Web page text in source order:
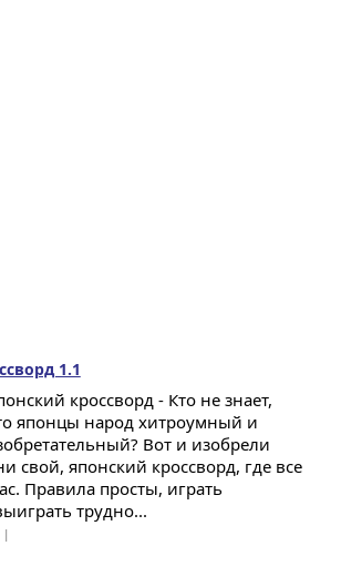
1.1
кроссворд - Кто не знает,
японцы народ хитроумный и
Вот и изобрели
свой, японский кроссворд, где все
Правила просты, играть
трудно...
|